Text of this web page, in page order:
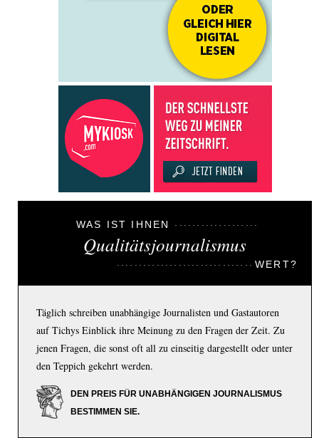
WAS IST IHNEN
Qualitätsjournalismus
WERT?
Täglich schreiben unabhängige Journalisten und Gastautoren
auf Tichys Einblick ihre Meinung zu den Fragen der Zeit. Zu
jenen Fragen, die sonst oft all zu einseitig dargestellt oder unter
den Teppich gekehrt werden.
DEN PREIS FÜR UNABHÄNGIGEN JOURNALISMUS
BESTIMMEN SIE.